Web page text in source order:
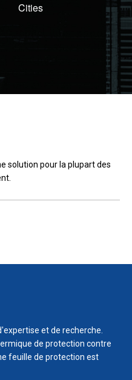
Cities
solution pour la plupart des
et de recherche.
de protection contre
feuille de protection est